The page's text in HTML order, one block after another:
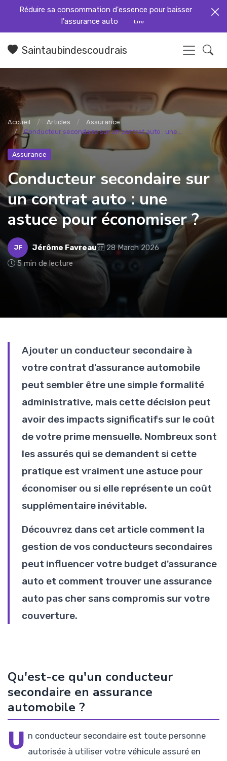
Réduire sa consommation d'essence pour baisser
l'assurance auto
Lire
Saintaubindescoudrais
Accueil Articles
Assurance
Conducteur secondaire sur un contrat auto : une...
Assurance
Conducteur secondaire sur
un contrat auto : une
astuce pour économiser ?
JF Jérôme Favreau
28 March 2026
5 min de lecture
Ajouter un conducteur secondaire à
votre contrat d'assurance automobile
peut sembler être une simple formalité
administrative, mais cette décision peut
avoir des impacts significatifs sur le coût
de votre prime mensuelle. Nombreux sont
les assurés qui se demandent si cette
pratique est vraiment une astuce pour
économiser ou si elle représente un coût
supplémentaire inévitable.
Découvrez dans cet article comment la
gestion de vos conducteurs secondaires
peut influencer votre budget d'assurance
auto et comment trouver une assurance
auto pas cher sans compromis sur votre
couverture.
Qu'est-ce qu'un conducteur
secondaire en assurance
automobile ?
U n conducteur secondaire est toute personne
autorisée à utiliser votre véhicule assuré en